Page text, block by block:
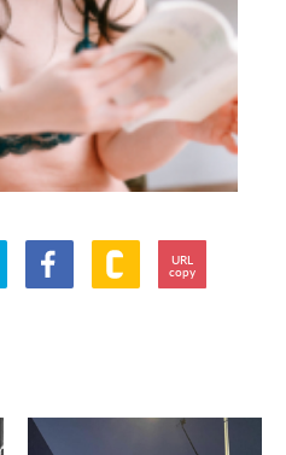
URL
copy